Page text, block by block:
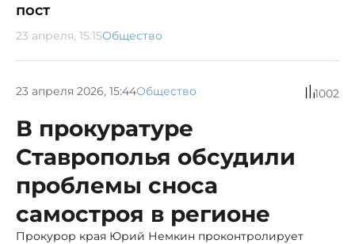
пост
23 апреля, 15:15Общество
23 апреля 2026, 15:44Общество 1002
В прокуратуре
Ставрополья обсудили
проблемы сноса
самостроя в регионе
Прокурор края Юрий Немкин проконтролирует